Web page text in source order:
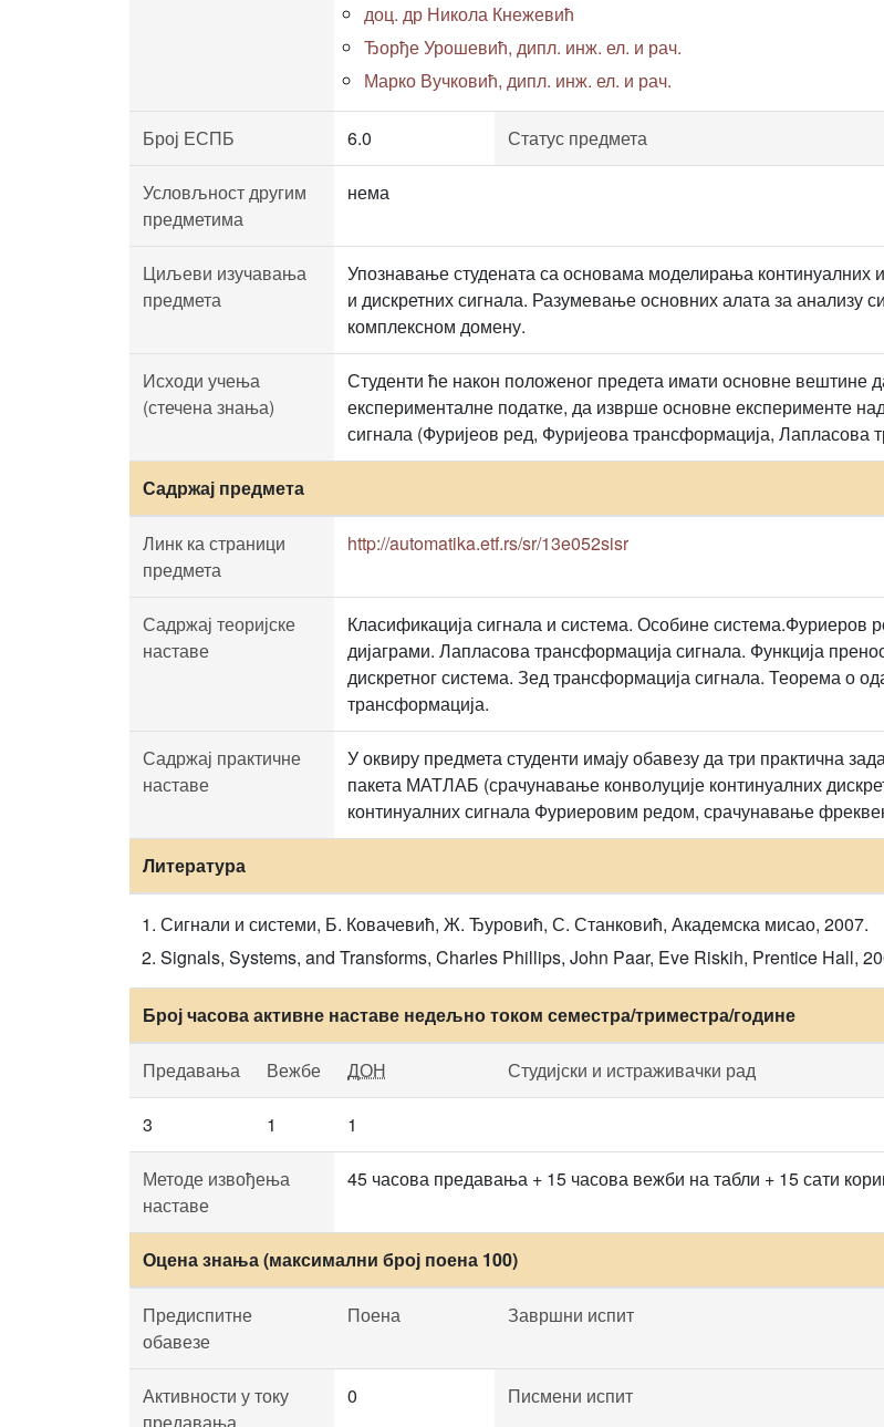
доц. др Никола Кнежевић
Ђорђе Урошевић, дипл. инж. ел. и рач.
Марко Вучковић, дипл. инж. ел. и рач.
Број ЕСПБ 6.0 Статус предмета
Условљност другим
предметима
нема
Циљеви изучавања
предмета
Упознавање студената са основама моделирања континуалних
и дискретних сигнала. Разумевање основних алата за анализу
комплексном домену.
Исходи учења
(стечена знања)
Студенти ће након положеног предета имати основне вештине
експерименталне податке, да изврше основне експерименте
сигнала (Фуријеов ред, Фуријеова трансформација, Лапласова
Садржај предмета
Линк ка страници
предмета
http://automatika.etf.rs/sr/13e052sisr
Садржај теоријске
наставе
Класификација сигнала и система. Особине система.Фуриеров
дијаграми. Лапласова трансформација сигнала. Функција
дискретног система. Зед трансформација сигнала. Теорема о
трансформација.
Садржај практичне
наставе
У оквиру предмета студенти имају обавезу да три практична
пакета МАТЛАБ (срачунавање конволуције континуалних
континуалних сигнала Фуриеровим редом, срачунавање
Литература
Сигнали и системи, Б. Ковачевић, Ж. Ђуровић, С. Станковић, Академска мисао, 2007.
Signals, Systems, and Transforms, Charles Phillips, John Paar, Eve Riskih, Prentice Hall,
Број часова активне наставе недељно током семестра/триместра/године
Предавања Вежбе ДОН Студијски и истраживачки рад
3 1 1
Методе извођења
наставе
45 часова предавања + 15 часова вежби на табли + 15 сати
Оцена знања (максимални број поена 100)
Предиспитне
обавезе
Поена Завршни испит
Активности у току
0 Писмени испит